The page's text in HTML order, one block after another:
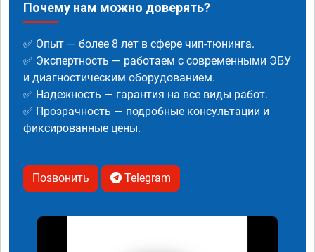
Почему нам можно доверять?
✅ Опыт — более 8 лет в сфере чип-тюнинга.
✅ Экспертность — работаем с современными ЭБУ
и диагностическим оборудованием.
✅ Надежность — гарантия на все виды работ.
✅ Прозрачность — подробные консультации и
фиксированные цены.
Позвонить Telegram